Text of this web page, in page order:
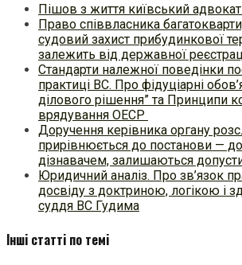
Пішов з життя київський
Право співвласника
судовий захист прибудинкової
залежить від державної
Стандарти належної поведінки
практиці ВC. Про фідуціарні
ділового рішення” та Принципи
врядування ОЕСР
Доручення керівника органу
прирівнюється до постанови —
дізнавачем, залишаються
Юридичний аналіз. Про зв’язок
досвіду з доктриною, логікою і
суддя ВС Гудима
Інші статті по темі